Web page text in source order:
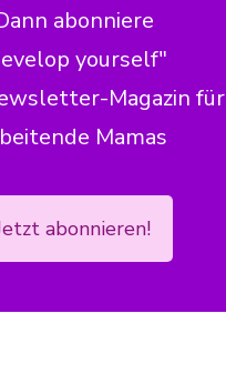
abonniere
yourself"
Magazin für
Mamas
abonnieren!